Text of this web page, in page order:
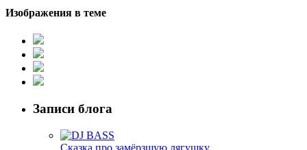
Изображения в теме
Записи блога
Сказка про замёрзшую лягушку